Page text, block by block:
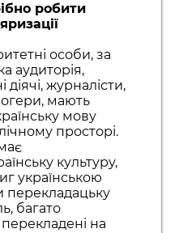
робити
особи, за
аудиторія,
журналісти,
мають
мову
просторі.
культуру,
українською
перекладацьку
багато
на